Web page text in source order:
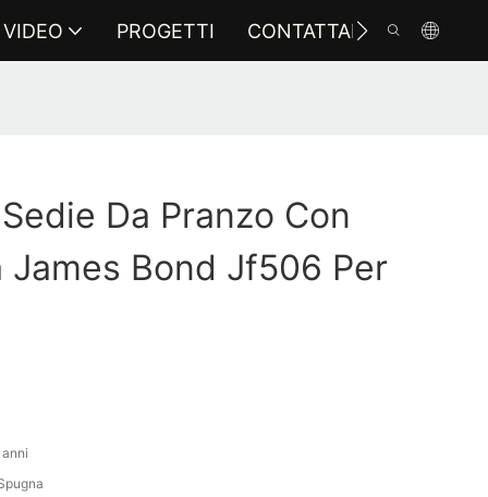
VIDEO PROGETTI CONTATTARCI
Da Pranzo Con
Bond Jf506 Per